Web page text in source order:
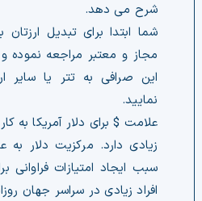
تماس با ما
دسته‌بندی ارزها
شاخص ترس و طمع
خرید تتر ارزان
مشاوره خدمات مالی
شرح می دهد.
شما ابتدا برای تبدیل
مجاز و معتبر مراجعه
این صرافی به تتر یا سایر
نمایید.
علامت $ برای دلار آمریکا به
زیادی دارد. مرکزیت دلار به
سبب ایجاد امتیازات فراوانی
افراد زیادی در سراسر جهان